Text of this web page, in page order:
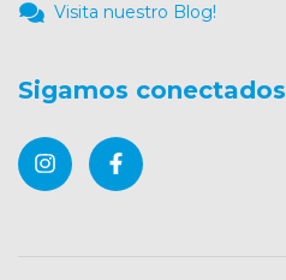
Visita nuestro Blog!
Sigamos conectados